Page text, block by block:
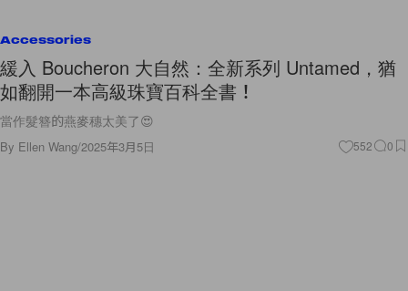
Accessories
緩入 Boucheron 大自然：全新系列 Untamed，猶
如翻開一本高級珠寶百科全書！
當作髮簪的燕麥穗太美了😍
By Ellen Wang/2025年3月5日 552 0